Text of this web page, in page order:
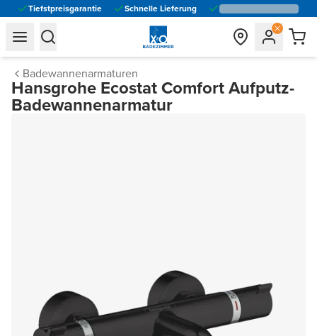
Tiefstpreisgarantie Schnelle Lieferung
general.navigation.toggle_menu.label
general.navigation.toggle_menu.label
Badewannenarmaturen
Hansgrohe Ecostat Comfort Aufputz-
Badewannenarmatur